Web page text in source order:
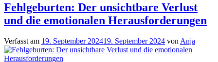
Fehlgeburten: Der unsichtbare Verlust
und die emotionalen Herausforderungen
Verfasst am 19. September 202419. September 2024 von Anja